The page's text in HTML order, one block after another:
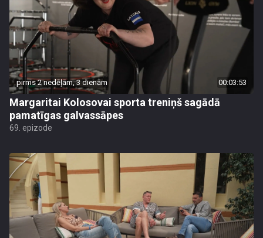
pirms 2 nedēļām, 3 dienām 00:03:53
Margaritai Kolosovai sporta treniņš sagādā
pamatīgas galvassāpes
69. epizode